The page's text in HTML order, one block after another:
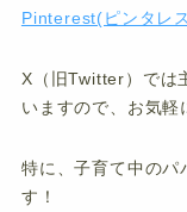
Pinterest(ピンタレ
X（旧Twitter）では
いますので、お気軽
特に、子育て中のパ
す！